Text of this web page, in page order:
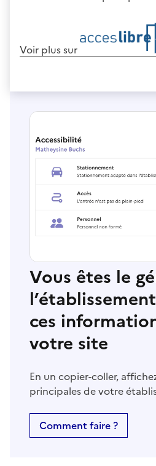
Voir plus sur
Vous êtes le
ces
votre site
En un copier-coller,
principales de votre
Comment faire ?